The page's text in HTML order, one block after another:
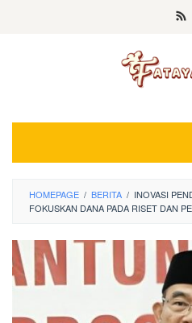
HOMEPAGE / BERITA / INOVASI
FOKUSKAN DANA PADA RISET DAN